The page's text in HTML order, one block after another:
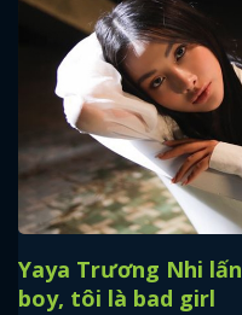
Yaya Trương Nhi
boy, tôi là bad girl